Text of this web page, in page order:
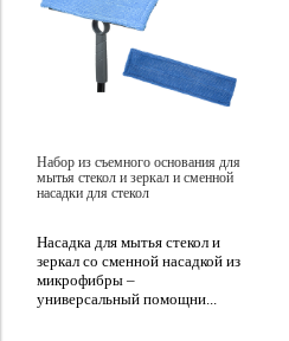
Набор из съемного основания для
мытья стекол и зеркал и сменной
насадки для стекол
Насадка для мытья стекол и
зеркал со сменной насадкой из
микрофибры –
универсальный помощни...